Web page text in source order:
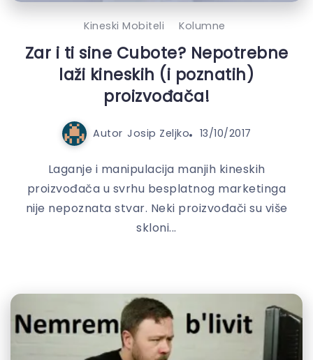
Kineski Mobiteli Kolumne
Zar i ti sine Cubote? Nepotrebne
laži kineskih (i poznatih)
proizvođača!
Autor Josip Zeljko 13/10/2017
Laganje i manipulacija manjih kineskih
proizvođača u svrhu besplatnog marketinga
nije nepoznata stvar. Neki proizvođači su više
skloni...